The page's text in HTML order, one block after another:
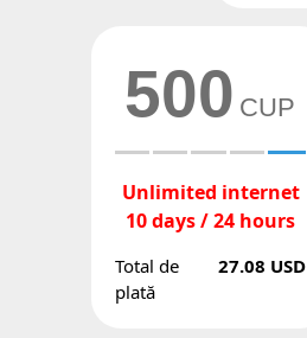
500 CUP
Unlimited internet
10 days / 24 hours
Total de
plată
27.08 USD